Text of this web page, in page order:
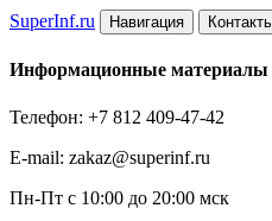
SuperInf.ru Навигация
Информационные материалы
Телефон: +7 812 409-47-42
E-mail: zakaz@superinf.ru
Пн-Пт с 10:00 до 20:00 мск